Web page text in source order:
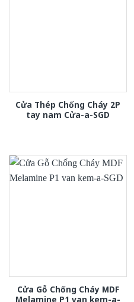
Cửa Thép Chống Cháy 2P
tay nam Cửa-a-SGD
Cửa Gỗ Chống Cháy MDF
Melamine P1 van kem-a-